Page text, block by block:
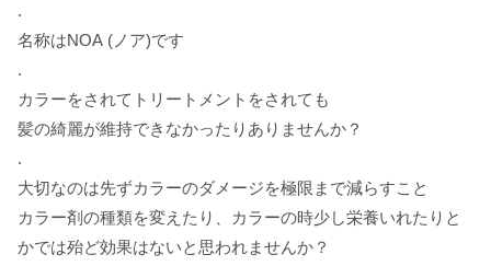
.
名称はNOA ( ノア)です
.
カラーをされてトリートメントをされても
髪の綺麗が維持できなかったりありませんか？
.
大切なのは先ずカラーのダメージを極限まで減らすこと
カラー剤の種類を変えたり、カラーの時少し栄養いれたりと
かでは殆ど効果はないと思われませんか？